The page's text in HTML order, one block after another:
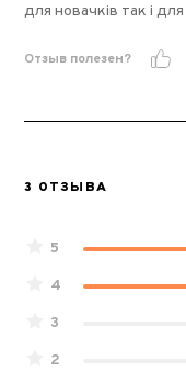
для новачків так і
Отзыв полезен?
3 ОТЗЫВА
5
4
3
2